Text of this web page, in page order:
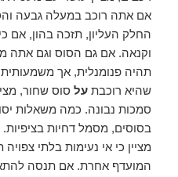
אם אתה רוכב במעלה גבעה
החלק העליון, תזכה בהון, אם
וקנאה. אם גם הסוס וגם אתה
תהיה פנומנלית, אך
שהיא רוכבתעל סוס שחור,
סמכות נבונה. כמה משאלות
בסוסים, מסמל דחיות
מציין כי אי נעימות בלתי
המועדף אחרת. אם תנסה